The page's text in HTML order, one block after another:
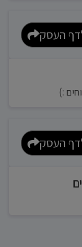
העסק
העסק